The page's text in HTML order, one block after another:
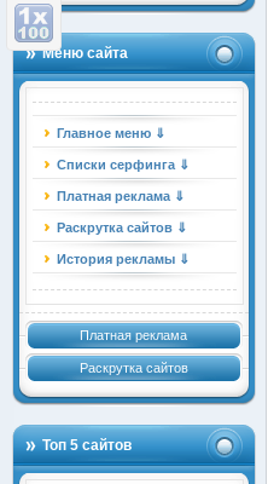
Меню сайта
Главное меню ⇓
Списки серфинга ⇓
Платная реклама ⇓
Раскрутка сайтов ⇓
История рекламы ⇓
Платная реклама
Раскрутка сайтов
Топ 5 сайтов